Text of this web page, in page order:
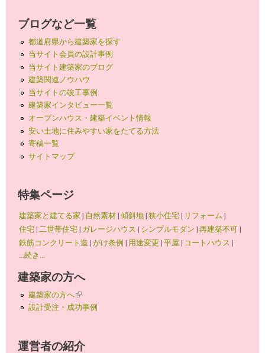
ブログなど一覧
都道府県から建築家を探す
当サイト会員の設計事例
当サイト建築家のブログ
建築関連ノウハウ
当サイトの竣工事例
建築家インタビュー一覧
オープンハウス・建築イベント情報
安い土地に住みやすい家をたてる方法
寄稿一覧
サイトマップ
特集ページ
建築家と建てる家 | 自然素材|傾斜地|狭小住宅| リフォーム |
住宅|二世帯住宅| ガレージハウス | シンプルモダン |再建築不可|
鉄筋コンクリート造 |がけ条例 | 用途変更 |平屋 | コートハウス |
...続き...
建築家の方へ
建築家の方へ(link is external)
設計受注・成功事例
運営者の紹介